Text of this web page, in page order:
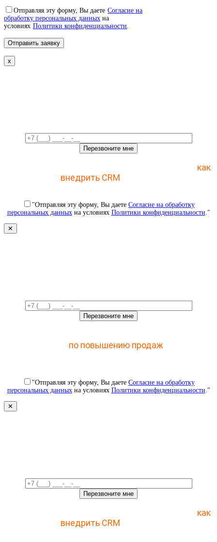
Отправляя эту форму, Вы даете Согласие на
обработку персональных данных на
условиях Политики конфиденциальности
x
как
внедрить CRM
"Отправляя эту форму, Вы даете Согласие на обработку
персональных данныхна условиях Политики конфиденциальности ."
✕
по повышению продаж
"Отправляя эту форму, Вы даете Согласие на обработку
персональных данныхна условиях Политики конфиденциальности ."
✕
как
внедрить CRM